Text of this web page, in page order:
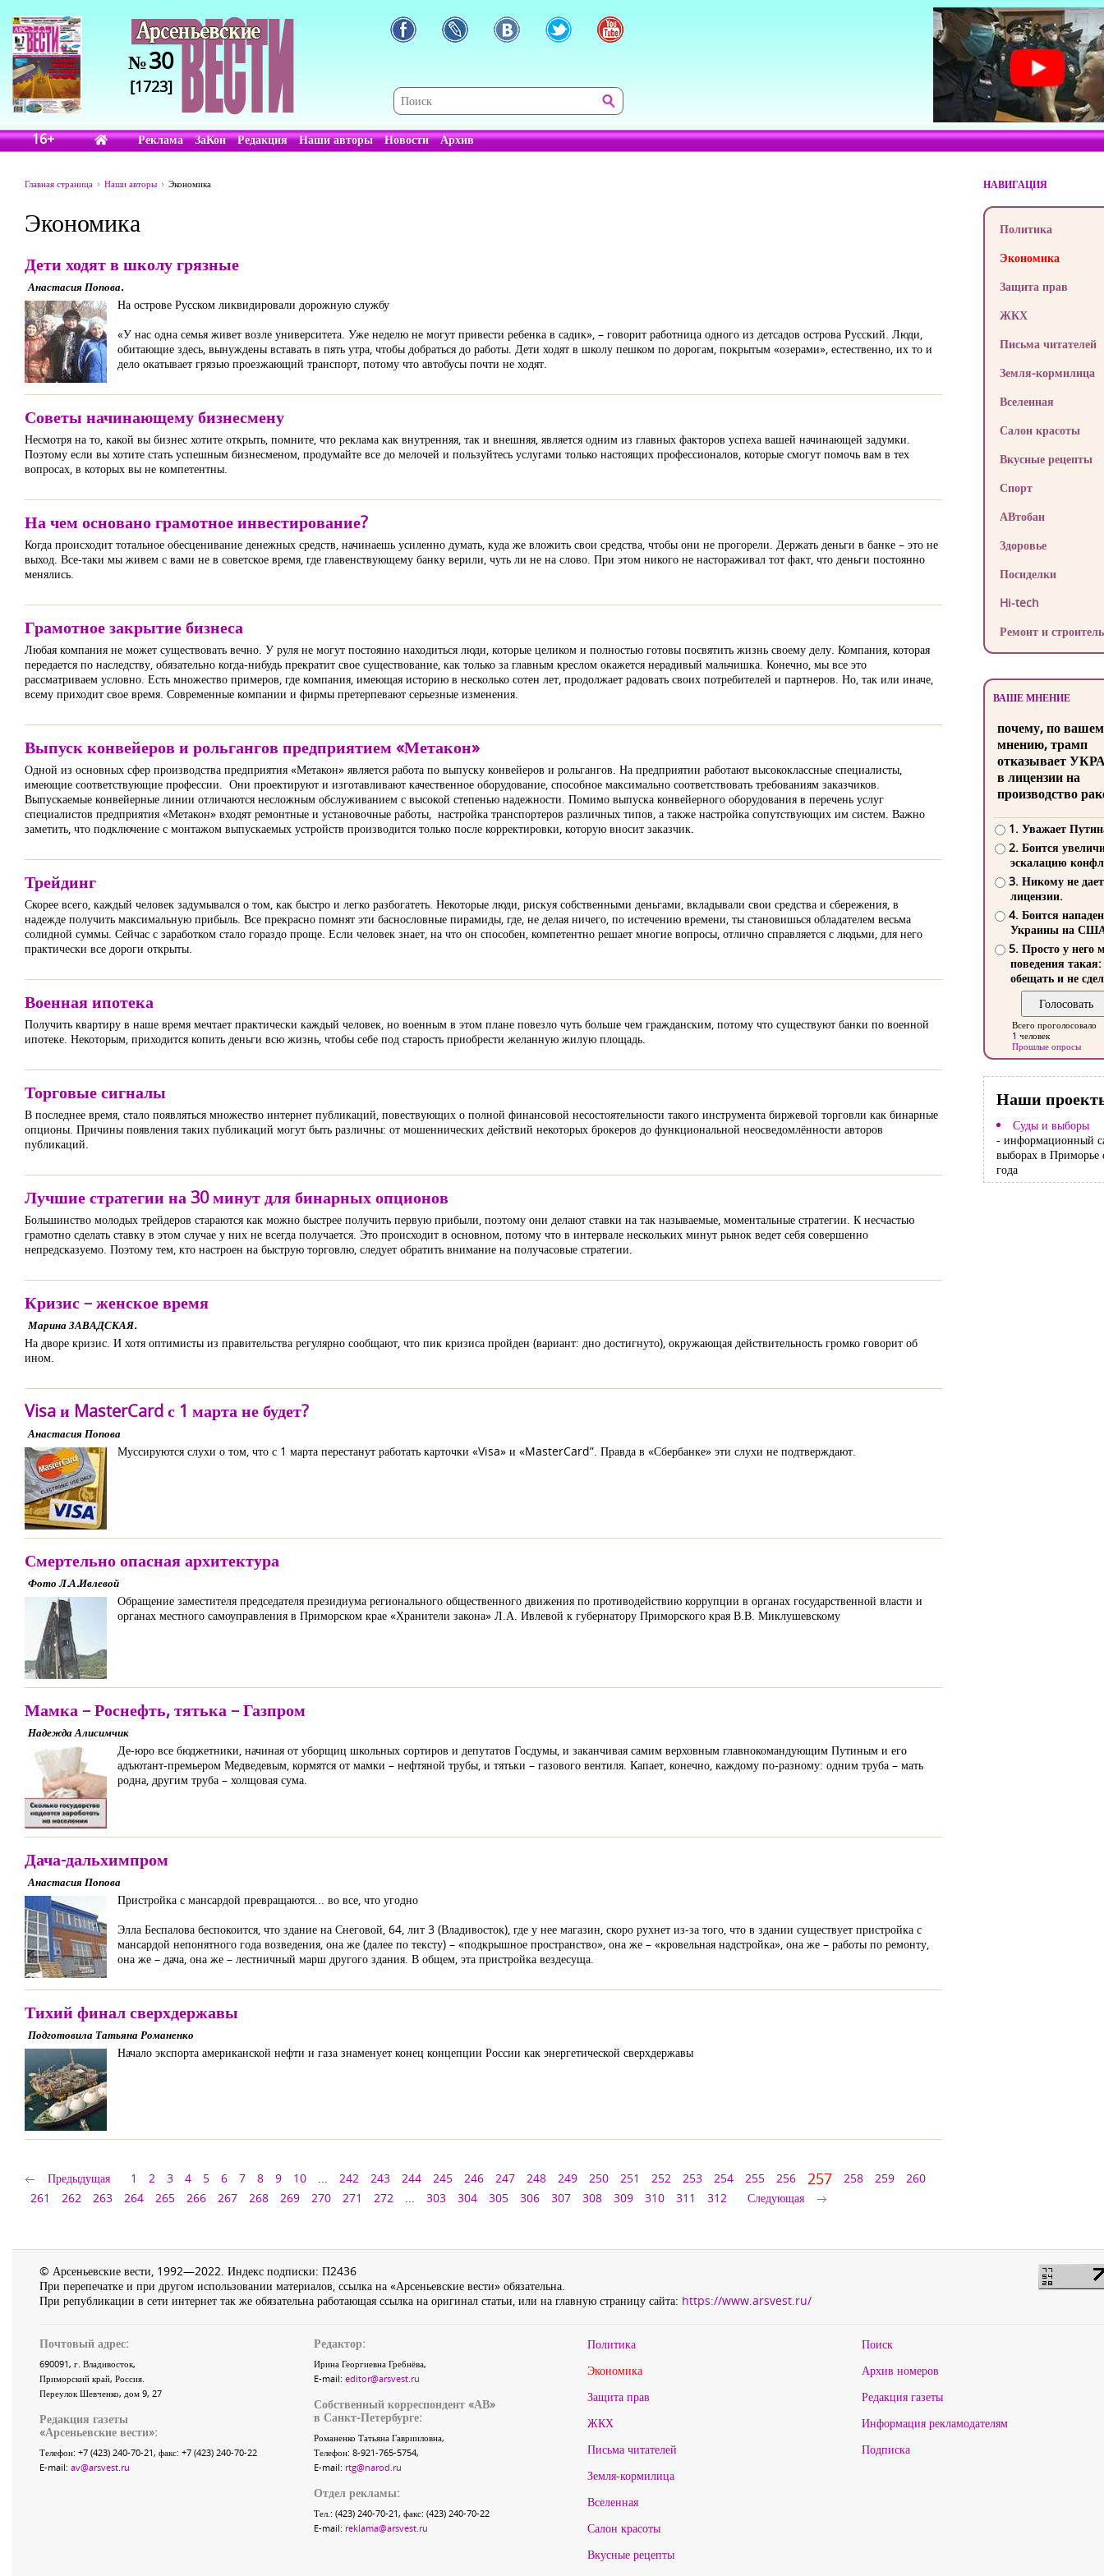
№30
[1723]
16+ Реклама ЗаКон Редакция Наши авторы Новости Архив
Главная страница Наши авторы Экономика
Экономика
Дети ходят в школу грязные
Анастасия Попова.
На острове Русском ликвидировали дорожную службу
«У нас одна семья живет возле университета. Уже неделю не могут привести ребенка в садик», – говорит работница одного из детсадов острова Русский. Люди,
обитающие здесь, вынуждены вставать в пять утра, чтобы добраться до работы. Дети ходят в школу пешком по дорогам, покрытым «озерами», естественно, их то и
дело окатывает грязью проезжающий транспорт, потому что автобусы почти не ходят.
Советы начинающему бизнесмену
Несмотря на то, какой вы бизнес хотите открыть, помните, что реклама как внутренняя, так и внешняя, является одним из главных факторов успеха вашей начинающей задумки.
Поэтому если вы хотите стать успешным бизнесменом, продумайте все до мелочей и пользуйтесь услугами только настоящих профессионалов, которые смогут помочь вам в тех
вопросах, в которых вы не компетентны.
На чем основано грамотное инвестирование?
Когда происходит тотальное обесценивание денежных средств, начинаешь усиленно думать, куда же вложить свои средства, чтобы они не прогорели. Держать деньги в банке – это не
выход. Все-таки мы живем с вами не в советское время, где главенствующему банку верили, чуть ли не на слово. При этом никого не настораживал тот факт, что деньги постоянно
менялись.
Грамотное закрытие бизнеса
Любая компания не может существовать вечно. У руля не могут постоянно находиться люди, которые целиком и полностью готовы посвятить жизнь своему делу. Компания, которая
передается по наследству, обязательно когда-нибудь прекратит свое существование, как только за главным креслом окажется нерадивый мальчишка. Конечно, мы все это
рассматриваем условно. Есть множество примеров, где компания, имеющая историю в несколько сотен лет, продолжает радовать своих потребителей и партнеров. Но, так или иначе,
всему приходит свое время. Современные компании и фирмы претерпевают серьезные изменения.
Выпуск конвейеров и рольгангов предприятием «Метакон»
Одной из основных сфер производства предприятия «Метакон» является работа по выпуску конвейеров и рольгангов. На предприятии работают высококлассные специалисты,
имеющие соответствующие профессии. Они проектируют и изготавливают качественное оборудование, способное максимально соответствовать требованиям заказчиков.
Выпускаемые конвейерные линии отличаются несложным обслуживанием с высокой степенью надежности. Помимо выпуска конвейерного оборудования в перечень услуг
специалистов предприятия «Метакон» входят ремонтные и установочные работы, настройка транспортеров различных типов, а также настройка сопутствующих им систем. Важно
заметить, что подключение с монтажом выпускаемых устройств производится только после корректировки, которую вносит заказчик.
Трейдинг
Скорее всего, каждый человек задумывался о том, как быстро и легко разбогатеть. Некоторые люди, рискуя собственными деньгами, вкладывали свои средства и сбережения, в
надежде получить максимальную прибыль. Все прекрасно помнят эти баснословные пирамиды, где, не делая ничего, по истечению времени, ты становишься обладателем весьма
солидной суммы. Сейчас с заработком стало гораздо проще. Если человек знает, на что он способен, компетентно решает многие вопросы, отлично справляется с людьми, для него
практически все дороги открыты.
Военная ипотека
Получить квартиру в наше время мечтает практически каждый человек, но военным в этом плане повезло чуть больше чем гражданским, потому что существуют банки по военной
ипотеке. Некоторым, приходится копить деньги всю жизнь, чтобы себе под старость приобрести желанную жилую площадь.
Торговые сигналы
В последнее время, стало появляться множество интернет публикаций, повествующих о полной финансовой несостоятельности такого инструмента биржевой торговли как бинарные
опционы. Причины появления таких публикаций могут быть различны: от мошеннических действий некоторых брокеров до функциональной неосведомлённости авторов
публикаций.
Лучшие стратегии на 30 минут для бинарных опционов
Большинство молодых трейдеров стараются как можно быстрее получить первую прибыли, поэтому они делают ставки на так называемые, моментальные стратегии. К несчастью
грамотно сделать ставку в этом случае у них не всегда получается. Это происходит в основном, потому что в интервале нескольких минут рынок ведет себя совершенно
непредсказуемо. Поэтому тем, кто настроен на быструю торговлю, следует обратить внимание на получасовые стратегии.
Кризис – женское время
Марина ЗАВАДСКАЯ.
На дворе кризис. И хотя оптимисты из правительства регулярно сообщают, что пик кризиса пройден (вариант: дно достигнуто), окружающая действительность громко говорит об
ином.
Visa и MasterCard с 1 марта не будет?
Анастасия Попова
Муссируются слухи о том, что с 1 марта перестанут работать карточки «Visa» и «MasterCard”. Правда в «Сбербанке» эти слухи не подтверждают.
Смертельно опасная архитектура
Фото Л.А.Ивлевой
Обращение заместителя председателя президиума регионального общественного движения по противодействию коррупции в органах государственной власти и
органах местного самоуправления в Приморском крае «Хранители закона» Л.А. Ивлевой к губернатору Приморского края В.В. Миклушевскому
Мамка – Роснефть, тятька – Газпром
Надежда Алисимчик
Де-юро все бюджетники, начиная от уборщиц школьных сортиров и депутатов Госдумы, и заканчивая самим верховным главнокомандующим Путиным и его
адъютант-премьером Медведевым, кормятся от мамки – нефтяной трубы, и тятьки – газового вентиля. Капает, конечно, каждому по-разному: одним труба – мать
родна, другим труба – холщовая сума.
Дача-дальхимпром
Анастасия Попова
Пристройка с мансардой превращаются... во все, что угодно
Элла Беспалова беспокоится, что здание на Снеговой, 64, лит 3 (Владивосток), где у нее магазин, скоро рухнет из-за того, что в здании существует пристройка с
мансардой непонятного года возведения, она же (далее по тексту) – «подкрышное пространство», она же – «кровельная надстройка», она же – работы по ремонту,
она же – дача, она же – лестничный марш другого здания. В общем, эта пристройка вездесуща.
Тихий финал сверхдержавы
Подготовила Татьяна Романенко
Начало экспорта американской нефти и газа знаменует конец концепции России как энергетической сверхдержавы
Предыдущая 1 2 3 4 5 6 7 8 9 10 ... 242 243 244 245 246 247 248 249 250 251 252 253 254 255 256 257 258 259
260
261
262 263 264 265 266 267 268 269 270 271 272 ... 303 304 305 306 307 308 309 310 311 312 Следующая
НАВИГАЦИЯ
Политика
Экономика
Защита прав
ЖКХ
Письма читателей
Земля-кормилица
Вселенная
Салон красоты
Вкусные рецепты
Спорт
АВтобан
Здоровье
Посиделки
Hi-tech
Ремонт и
ВАШЕ МНЕНИЕ
почему, по
мнению, трамп
отказывает
в лицензии на
производство
1. Уважает
2. Боится
эскалацию
3. Никому не
лицензии.
4. Боится
Украины на
5. Просто у него
поведения такая:
обещать и не
Всего проголосовало
1 человек
Прошлые опросы
Наши
Суды и выборы
- информационный
выборах в Приморье
года
© Арсеньевские вести, 1992—2022. Индекс подписки: П2436
При перепечатке и при другом использовании материалов, ссылка на «Арсеньевские вести» обязательна.
При републикации в сети интернет так же обязательна работающая ссылка на оригинал статьи, или на главную страницу сайта: https://www.arsvest.ru/
Почтовый адрес:
690091, г. Владивосток,
Приморский край, Россия.
Переулок Шевченко, дом 9, 27
Редакция газеты
«Арсеньевские вести»:
Телефон: +7 (423) 240-70-21, факс: +7 (423) 240-70-22
E-mail: av@arsvest.ru
Редактор:
Ирина Георгиевна Гребнёва,
E-mail: editor@arsvest.ru
Собственный корреспондент «АВ»
в Санкт-Петербурге:
Романенко Татьяна Гаврииловна,
Телефон: 8-921-765-5754,
E-mail: rtg@narod.ru
Отдел рекламы:
Тел.: (423) 240-70-21, факс: (423) 240-70-22
E-mail: reklama@arsvest.ru
Политика
Экономика
Защита прав
ЖКХ
Письма читателей
Земля-кормилица
Вселенная
Салон красоты
Вкусные рецепты
Поиск
Архив номеров
Редакция газеты
Информация рекламодателям
Подписка